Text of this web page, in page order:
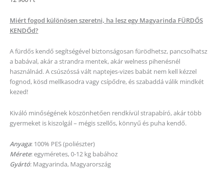
Miért fogod különösen szeretni, ha lesz egy Magyarinda FÜRDŐS
KENDŐd?
A fürdős kendő segítségével biztonságosan fürödhetsz, pancsolhatsz
a babával, akár a strandra mentek, akár welness pihenésnél
használnád. A csúszóssá vált naptejes-vizes babát nem kell kézzel
fognod, kösd mellkasodra vagy csípődre, és szabaddá válik mindkét
kezed!
Kiváló minőségének köszönhetően rendkívül strapabíró, akár több
gyermeket is kiszolgál – mégis szellős, könnyű és puha kendő.
Anyaga: 100% PES (poliészter)
Mérete: egyméretes, 0-12 kg babához
Gyártó: Magyarinda, Magyarország